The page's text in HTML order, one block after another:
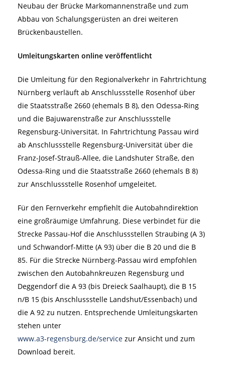
Neubau der Brücke Markomannenstraße und zum
Abbau von Schalungsgerüsten an drei weiteren
Brückenbaustellen.
Umleitungskarten online veröffentlicht
Die Umleitung für den Regionalverkehr in Fahrtrichtung
Nürnberg verläuft ab Anschlussstelle Rosenhof über
die Staatsstraße 2660 (ehemals B 8), den Odessa-Ring
und die Bajuwarenstraße zur Anschlussstelle
Regensburg-Universität. In Fahrtrichtung Passau wird
ab Anschlussstelle Regensburg-Universität über die
Franz-Josef-Strauß-Allee, die Landshuter Straße, den
Odessa-Ring und die Staatsstraße 2660 (ehemals B 8)
zur Anschlussstelle Rosenhof umgeleitet.
Für den Fernverkehr empfiehlt die Autobahndirektion
eine großräumige Umfahrung. Diese verbindet für die
Strecke Passau-Hof die Anschlussstellen Straubing (A 3)
und Schwandorf-Mitte (A 93) über die B 20 und die B
85. Für die Strecke Nürnberg-Passau wird empfohlen
zwischen den Autobahnkreuzen Regensburg und
Deggendorf die A 93 (bis Dreieck Saalhaupt), die B 15
n/B 15 (bis Anschlussstelle Landshut/Essenbach) und
die A 92 zu nutzen. Entsprechende Umleitungskarten
stehen unter
www.a3-regensburg.de/service zur Ansicht und zum
Download bereit.